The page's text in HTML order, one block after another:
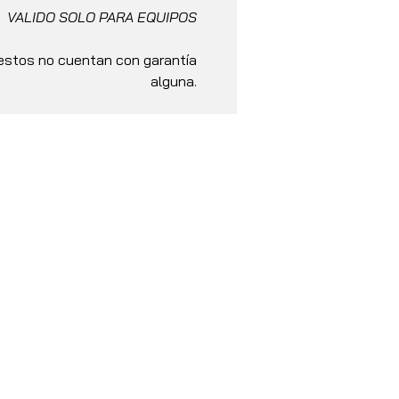
VALIDO SOLO PARA EQUIPOS
no cuentan con garantía
alguna.